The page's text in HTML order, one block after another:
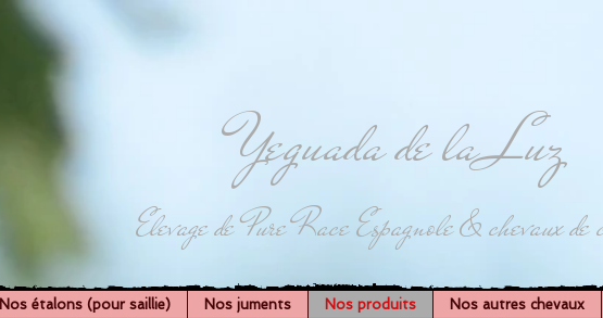
Yeguada de la Luz
Elevage de Pure Race Espagnole & chevaux de
Nos étalons (pour saillie) Nos juments Nos produits Nos autres chevaux